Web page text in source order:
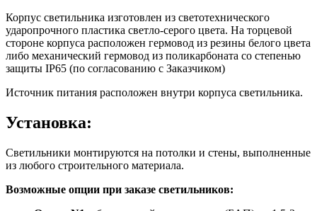
Корпус светильника изготовлен из светотехнического
ударопрочного пластика светло-серого цвета. На торцевой
стороне корпуса расположен гермовод из резины белого цвета
либо механический гермовод из поликарбоната со степенью
защиты IP65 (по согласованию с Заказчиком)
Источник питания расположен внутри корпуса светильника.
Установка:
Светильники монтируются на потолки и стены, выполненные
из любого строительного материала.
Возможные опции при заказе светильников: